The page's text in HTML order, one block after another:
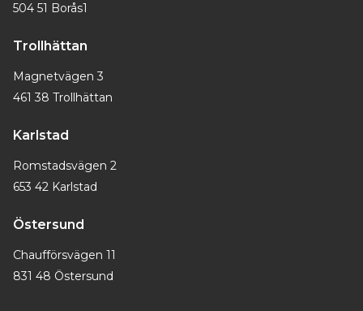
504 51 Borås1
Trollhättan
Magnetvägen 3
461 38 Trollhättan
Karlstad
Romstadsvägen 2
653 42 Karlstad
Östersund
Chaufförsvägen 11
831 48 Östersund